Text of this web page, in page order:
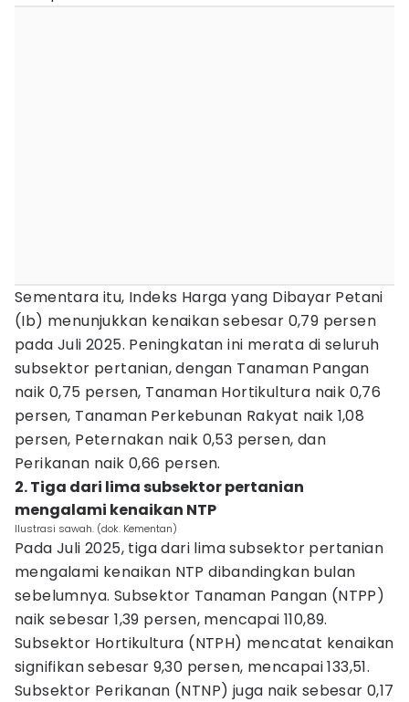
Sementara itu, Indeks Harga yang Dibayar Petani
(Ib) menunjukkan kenaikan sebesar 0,79 persen
pada Juli 2025. Peningkatan ini merata di seluruh
subsektor pertanian, dengan Tanaman Pangan
naik 0,75 persen, Tanaman Hortikultura naik 0,76
persen, Tanaman Perkebunan Rakyat naik 1,08
persen, Peternakan naik 0,53 persen, dan
Perikanan naik 0,66 persen.
2. Tiga dari lima subsektor pertanian
mengalami kenaikan NTP
Ilustrasi sawah. (dok. Kementan)
Pada Juli 2025, tiga dari lima subsektor pertanian
mengalami kenaikan NTP dibandingkan bulan
sebelumnya. Subsektor Tanaman Pangan (NTPP)
naik sebesar 1,39 persen, mencapai 110,89.
Subsektor Hortikultura (NTPH) mencatat kenaikan
signifikan sebesar 9,30 persen, mencapai 133,51.
Subsektor Perikanan (NTNP) juga naik sebesar 0,17